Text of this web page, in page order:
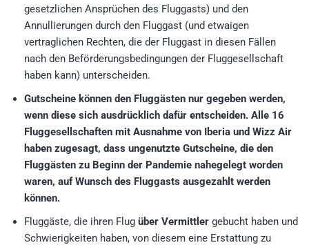
gesetzlichen Ansprüchen des Fluggasts) und den
Annullierungen durch den Fluggast (und etwaigen
vertraglichen Rechten, die der Fluggast in diesen Fällen
nach den Beförderungsbedingungen der Fluggesellschaft
haben kann) unterscheiden.
Gutscheine können den Fluggästen nur gegeben werden,
wenn diese sich ausdrücklich dafür entscheiden. Alle 16
Fluggesellschaften mit Ausnahme von Iberia und Wizz Air
haben zugesagt, dass ungenutzte Gutscheine, die den
Fluggästen zu Beginn der Pandemie nahegelegt worden
waren, auf Wunsch des Fluggasts ausgezahlt werden
können.
Fluggäste, die ihren Flug über Vermittler gebucht haben und
Schwierigkeiten haben, von diesem eine Erstattung zu